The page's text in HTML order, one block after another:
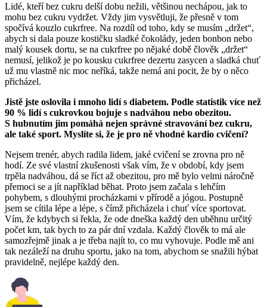
Lidé, kteří bez cukru delší dobu nežili, většinou nechápou, jak to
mohu bez cukru vydržet. Vždy jim vysvětluji, že přesně v tom
spočívá kouzlo cukrfree. Na rozdíl od toho, kdy se musím „držet“,
abych si dala pouze kostičku sladké čokolády, jeden bonbon nebo
malý kousek dortu, se na cukrfree po nějaké době člověk „držet“
nemusí, jelikož je po kousku cukrfree dezertu zasycen a sladká chuť
už mu vlastně nic moc neříká, takže nemá ani pocit, že by o něco
přicházel.
Jistě jste oslovila i mnoho lidí s diabetem. Podle statistik více než
90 % lidí s cukrovkou bojuje s nadváhou nebo obezitou.
S hubnutím jim pomáhá nejen správné stravování bez cukru,
ale také sport. Myslíte si, že je pro ně vhodné kardio cvičení?
Nejsem trenér, abych radila lidem, jaké cvičení se zrovna pro ně
hodí. Ze své vlastní zkušenosti však vím, že v období, kdy jsem
trpěla nadváhou, dá se říct až obezitou, pro mě bylo velmi náročně
přemoci se a jít například běhat. Proto jsem začala s lehčím
pohybem, s dlouhými procházkami v přírodě a jógou. Postupně
jsem se cítila lépe a lépe, s čímž přicházela i chuť více sportovat.
Vím, že kdybych si řekla, že ode dneška každý den uběhnu určitý
počet km, tak bych to za pár dní vzdala. Každý člověk to má ale
samozřejmě jinak a je třeba najít to, co mu vyhovuje. Podle mě ani
tak nezáleží na druhu sportu, jako na tom, abychom se snažili hýbat
pravidelně, nejlépe každý den.